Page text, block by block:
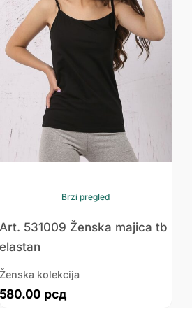
Brzi pregled
Art. 531009 Ženska majica tb
elastan
Ženska kolekcija
580.00 рсд